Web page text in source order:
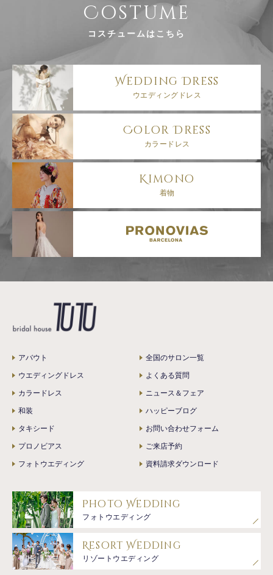
Costume
コスチュームはこちら
Wedding Dress
ウエディングドレス
Color Dress
カラードレス
Kimono
着物
アバウト
ウエディングドレス
カラードレス
和装
タキシード
プロノビアス
フォトウエディング
全国のサロン一覧
よくある質問
ニュース＆フェア
ハッピーブログ
お問い合わせフォーム
ご来店予約
資料請求ダウンロード
Photo Wedding
フォトウエディング
Resort Wedding
リゾートウエディング